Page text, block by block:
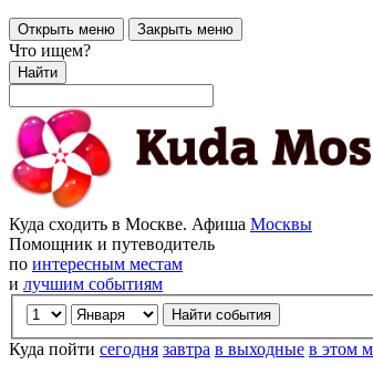
Открыть меню Закрыть меню
Что ищем?
Найти
Куда сходить в Москве. Афиша Москвы
Помощник и путеводитель
по интересным местам
и лучшим событиям
Куда пойти сегодня завтра в выходные в этом